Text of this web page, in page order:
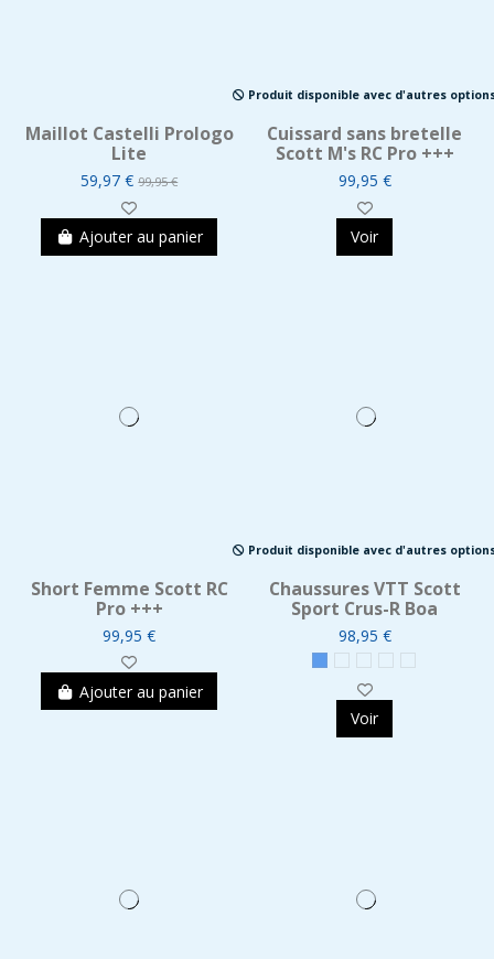
Maillot Castelli Prologo
Lite
59,97 €99,95 €
Ajouter au panier
Produit disponible avec d'autres
Cuissard sans bretelle
Scott M's RC Pro +++
99,95 €
Voir
Short Femme Scott RC
Pro +++
99,95 €
Ajouter au panier
Produit disponible avec d'autres
Chaussures VTT Scott
Sport Crus-R Boa
98,95 €
Voir